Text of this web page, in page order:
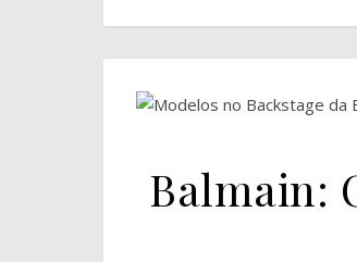
Balmain: